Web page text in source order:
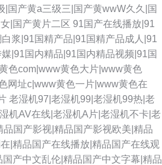
|国产黄a三级三|国产黄wwW久久|国
|国产黄片二区 91国产在线播放|91
浆|91国精产品|91国精产品成人|91
|91国内精品|91国内精品视频|91国
色com|www黄色大片|www黄色
网址c|www黄色一片|www黄色在
老湿机97|老湿机99|老湿机99热|老
机AV在线|老湿机A片|老湿机不卡|老
品国产影视|精品国产影视欧美|精品
|精品国产在线播放|精品国产在线观
产中文乱伦|精品国产中文字幕|精品